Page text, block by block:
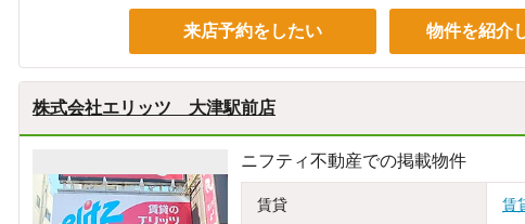
来店予約をしたい 物件を紹介
株式会社エリッツ 大津駅前店
ニフティ不動産での掲載物件
賃貸 賃